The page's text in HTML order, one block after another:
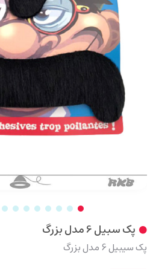
پک سبیل 6 مدل بزرگ
پک سیبیل 6 مدل بزرگ